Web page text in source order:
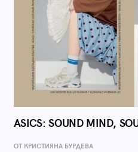
ASICS: SOUND MIND,
ОТ КРИСТИЯНА БУРДЕВА